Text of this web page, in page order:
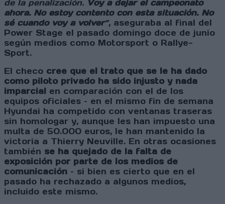
de la penalización. Voy a dejar el campeonato
ahora. No estoy contento con esta situación. No
sé cuando voy a volver”, aseguraba al final del
Power Stage el pasado domingo doce de junio
según medios como Motorsport o Rallye-
Sport.
El checo cree que el trato que se le ha dado
como piloto privado ha sido injusto y nada
imparcial en comparación con el de los
equipos oficiales – en el mismo fin de semana
Hyundai ha competido con ventanas traseras
sin homologar y, aunque les han impuesto una
multa de 50.000 euros, le han mantenido la
victoria a Thierry Neuville. En otras ocasiones
también se ha quejado de la falta de
exposición por parte de los medios de
comunicación – si bien es cierto que en el
pasado ha rechazado a algunos medios,
incluido este mismo.